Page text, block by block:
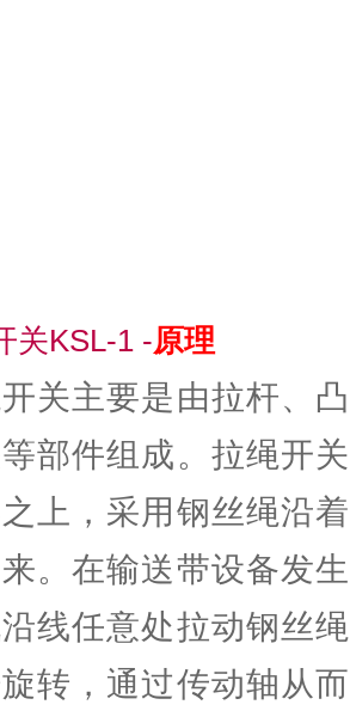
关KSL-1 -原理
关主要是由拉杆、
部件组成。拉绳开
上，采用钢丝绳沿
。在输送带设备发
线任意处拉动钢丝
转，通过传动轴从